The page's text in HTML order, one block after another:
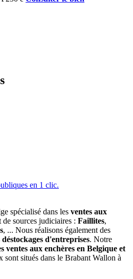
spécialisé dans les ventes aux
de sources judiciaires : Faillites,
, ... Nous réalisons également des
déstockages d'entreprises. Notre
ventes aux enchères en Belgique et
sont situés dans le Brabant Wallon à